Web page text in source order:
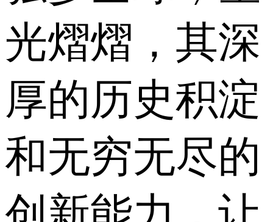
光熠熠，其深
厚的历史积淀
和无穷无尽的